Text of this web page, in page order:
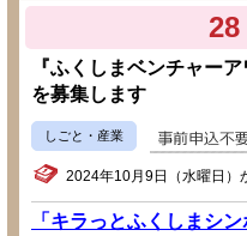
28
『ふくしまベンチャー
を募集します
しごと・産業
2024年10月9日（水曜日）
「キラっとふくしまシ